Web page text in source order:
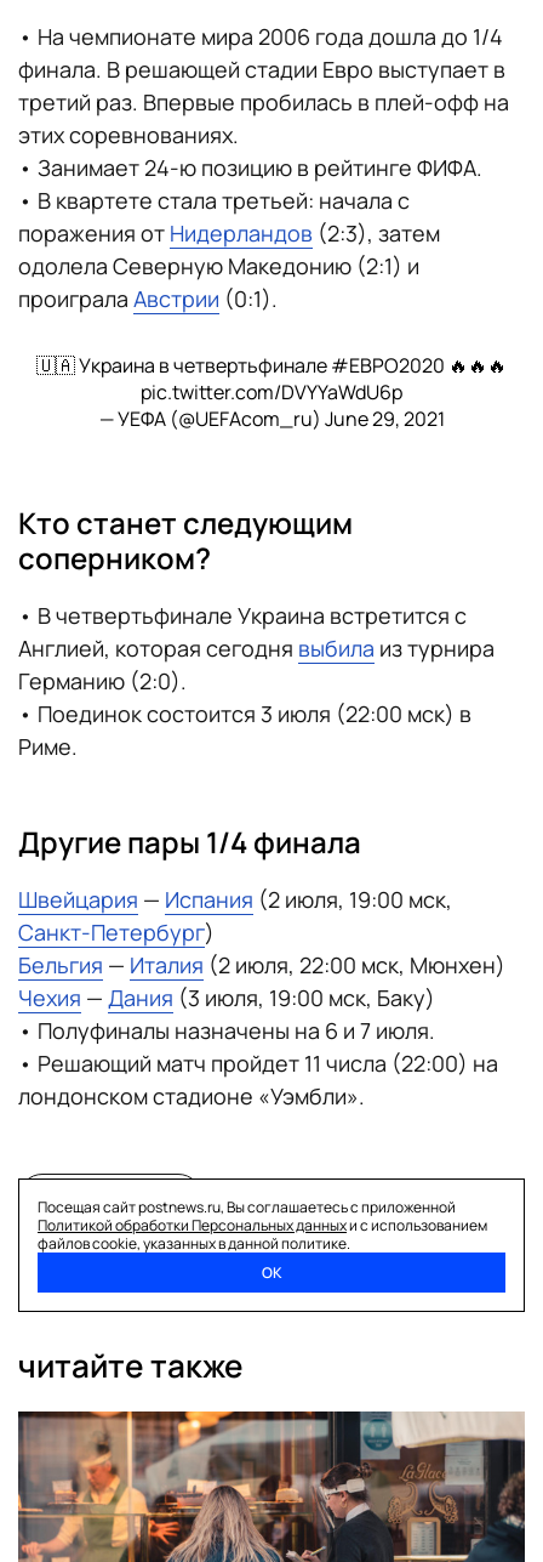
• На чемпионате мира 2006 года дошла до 1/4
финала. В решающей стадии Евро выступает в
третий раз. Впервые пробилась в плей-офф на
этих соревнованиях.
• Занимает 24-ю позицию в рейтинге ФИФА.
• В квартете стала третьей: начала с
поражения от Нидерландов (2:3), затем
одолела Северную Македонию (2:1) и
проиграла Австрии (0:1).
🇺🇦 Украина в четвертьфинале#ЕВРО2020 🔥🔥🔥
pic.twitter.com/DVYYaWdU6p
— УЕФА (@UEFAcom_ru) June 29, 2021
Кто станет следующим
соперником?
• В четвертьфинале Украина встретится с
Англией, которая сегодня выбила из турнира
Германию (2:0).
• Поединок состоится 3 июля (22:00 мск) в
Риме.
Другие пары 1/4 финала
Швейцария — Испания (2 июля, 19:00 мск,
Санкт-Петербург)
Бельгия — Италия (2 июля, 22:00 мск, Мюнхен)
Чехия — Дания (3 июля, 19:00 мск, Баку)
• Полуфиналы назначены на 6 и 7 июля.
• Решающий матч пройдет 11 числа (22:00) на
лондонском стадионе «Уэмбли».
поделиться
читайте также
Посещая сайт postnews.ru, Вы соглашаетесь с приложенной
Политикой обработки Персональных данныхи с использованием
файлов cookie, указанных в данной политике.
ОК